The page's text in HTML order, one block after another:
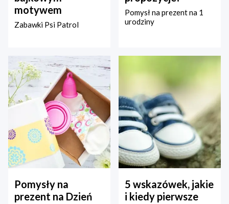
motywem
Zabawki Psi Patrol
Pomysł na prezent na 1
urodziny
Pomysły na
prezent na Dzień
5 wskazówek, jakie
i kiedy pierwsze